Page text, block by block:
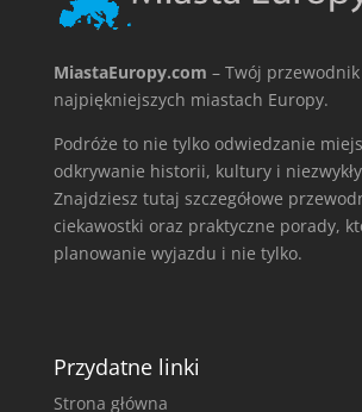
MiastaEuropy.com – Twój
najpiękniejszych miastach Europy.
Podróże to nie tylko odwiedzanie
odkrywanie historii, kultury i
Znajdziesz tutaj szczegółowe
ciekawostki oraz praktyczne porady,
planowanie wyjazdu i nie tylko.
Przydatne linki
Strona główna